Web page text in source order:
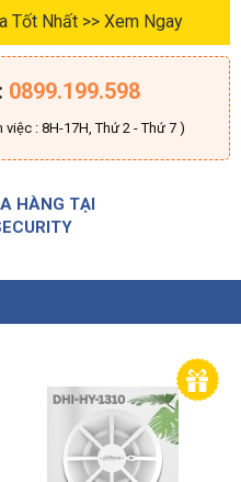
Tốt Nhất >> Xem Ngay
0899.199.598
việc : 8H-17H, Thứ 2 - Thứ 7 )
HÀNG TẠI